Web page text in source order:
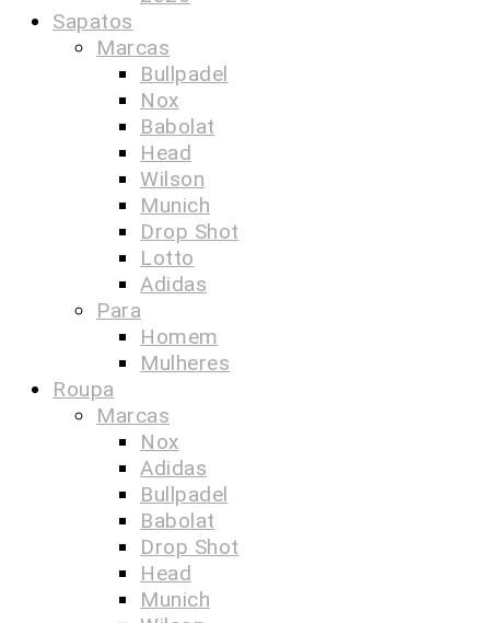
Sapatos
Marcas
Bullpadel
Nox
Babolat
Head
Wilson
Munich
Drop Shot
Lotto
Adidas
Para
Homem
Mulheres
Roupa
Marcas
Nox
Adidas
Bullpadel
Babolat
Drop Shot
Head
Munich